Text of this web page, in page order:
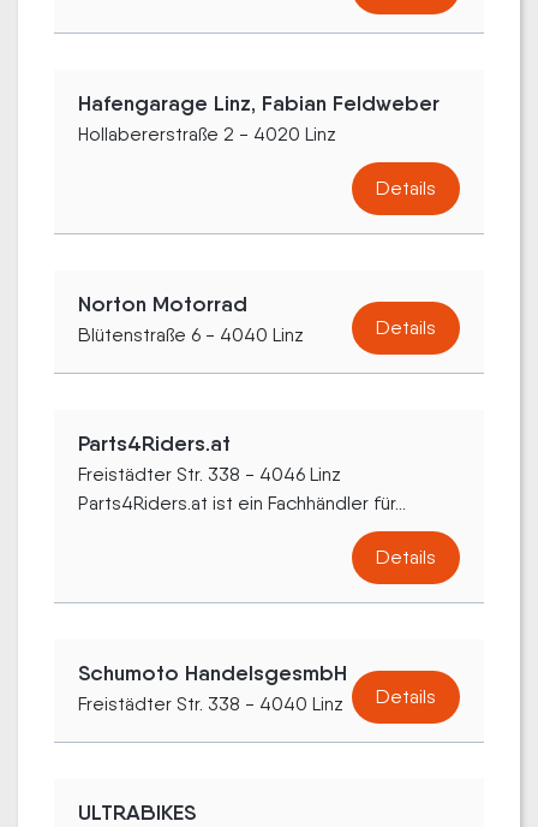
Hafengarage Linz, Fabian Feldweber
Hollabererstraße 2 - 4020 Linz
Details
Norton Motorrad
Blütenstraße 6 - 4040 Linz Details
Parts4Riders.at
Freistädter Str. 338 - 4046 Linz
Parts4Riders.at ist ein Fachhändler für...
Details
Schumoto HandelsgesmbH
Freistädter Str. 338 - 4040 Linz Details
ULTRABIKES